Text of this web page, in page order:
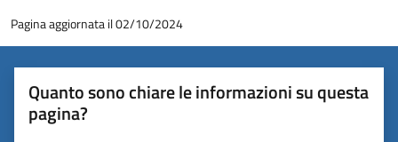
Pagina aggiornata il 02/10/2024
Quanto sono chiare le informazioni su questa
pagina?